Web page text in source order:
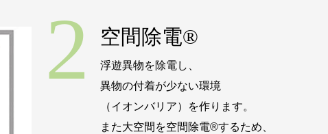
2 空間除電®
浮遊異物を除電し、
異物の付着が少ない環境
（イオンバリア）を作ります。
また大空間を空間除電®するため、